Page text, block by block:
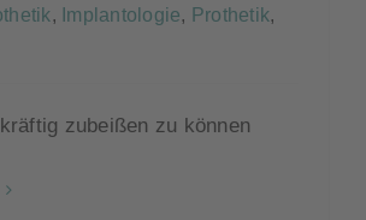
, Implantologie, Prothetik,
zubeißen zu können